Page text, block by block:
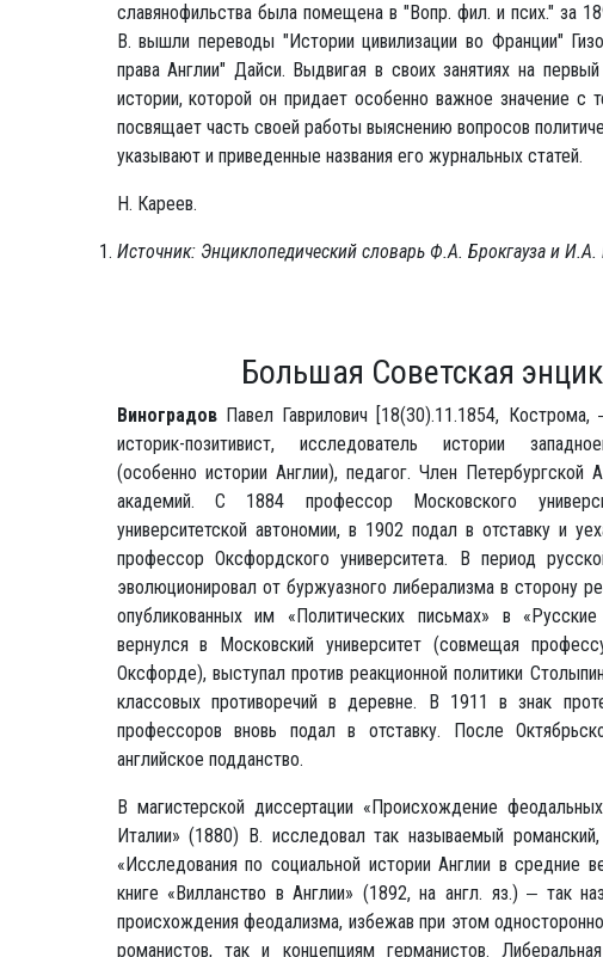
славянофильства была помещена в "Вопр. фил. и псих." за
В. вышли переводы "Истории цивилизации во Франции"
права Англии" Дайси. Выдвигая в своих занятиях на
истории, которой он придает особенно важное значение с
посвящает часть своей работы выяснению вопросов
указывают и приведенные названия его журнальных статей.
Н. Кареев.
Источник: Энциклопедический словарь Ф.А. Брокгауза и
Большая Советская
ВиноградовПавел Гаврилович [18(30).11.1854, Кострома,
историк-позитивист, исследователь истории
(особенно истории Англии), педагог. Член
академий. С 1884 профессор Московского
университетской автономии, в 1902 подал в отставку и
профессор Оксфордского университета. В период
эволюционировал от буржуазного либерализма в сторону
опубликованных им «Политических письмах» в
вернулся в Московский университет (совмещая
Оксфорде), выступал против реакционной политики
классовых противоречий в деревне. В 1911 в знак
профессоров вновь подал в отставку. После
английское подданство.
В магистерской диссертации «Происхождение
Италии» (1880) В. исследовал так называемый
«Исследования по социальной истории Англии в средние
книге «Вилланство в Англии» (1892, на англ. яз.) ‒ так
происхождения феодализма, избежав при этом
романистов, так и концепциям германистов.